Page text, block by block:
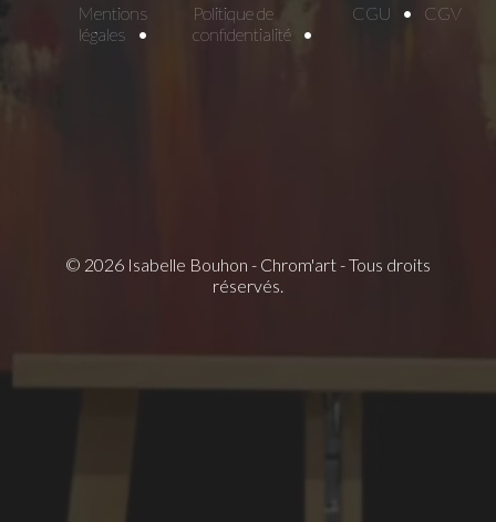
© 2026 Isabelle Bouhon - Chrom'art - Tous droits
réservés.
Mentions
légales
Politique de
confidentialité
CGU CGV